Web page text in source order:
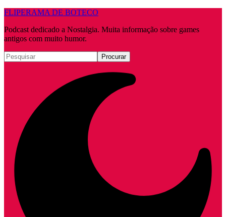
FLIPERAMA DE BOTECO
Podcast dedicado a Nostalgia. Muita informação sobre games
antigos com muito humor.